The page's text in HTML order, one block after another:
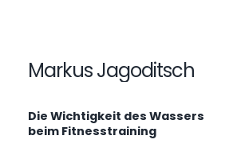
Markus Jagoditsch
Die Wichtigkeit des Wassers
beim Fitnesstraining